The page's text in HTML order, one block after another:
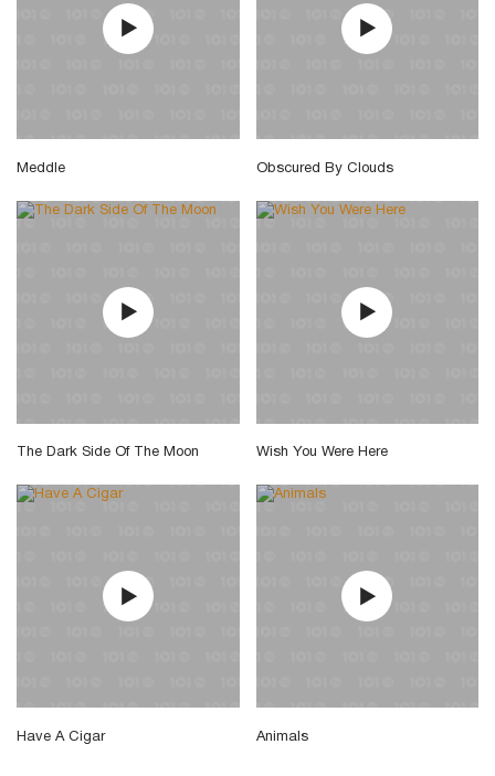
Meddle Obscured By Clouds
The Dark Side Of The Moon Wish You Were Here
Have A Cigar Animals